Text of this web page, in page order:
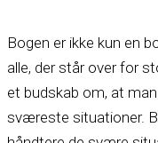
Bogen er ikke kun en
alle, der står over for
et budskab om, at
sværeste situationer.